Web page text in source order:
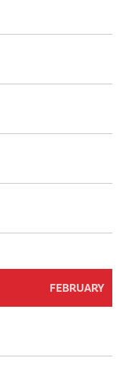
FEBRUARY